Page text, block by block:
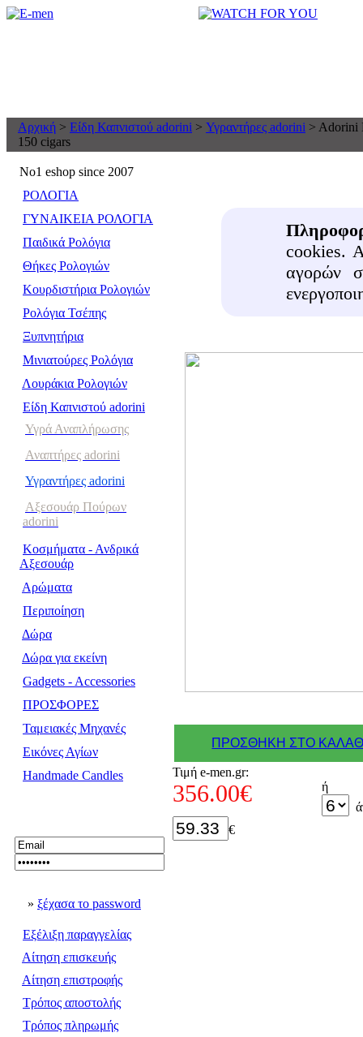
Αρχική > Είδη Καπνιστού adorini > Υγραντήρες adorini > Adorini
150 cigars
No1 eshop since 2007
ΡΟΛΟΓΙΑ
ΓΥΝΑΙΚΕΙΑ ΡΟΛΟΓΙΑ
Παιδικά Ρολόγια
Θήκες Pολογιών
Κουρδιστήρια Pολογιών
Ρολόγια Τσέπης
Ξυπνητήρια
Μινιατούρες Ρολόγια
Λουράκια Ρολογιών
Είδη Καπνιστού adorini
Υγρά Αναπλήρωσης
Αναπτήρες adorini
Υγραντήρες adorini
Αξεσουάρ Πούρων
adorini
Κοσμήματα - Ανδρικά
Αξεσουάρ
Αρώματα
Περιποίηση
Δώρα
Δώρα για εκείνη
Gadgets - Accessories
ΠΡΟΣΦΟΡΕΣ
Ταμειακές Μηχανές
Εικόνες Αγίων
Handmade Candles
» ξέχασα το password
Εξέλιξη παραγγελίας
Αίτηση επισκευής
Αίτηση επιστροφής
Τρόπος αποστολής
Τρόπος πληρωμής
cookies.
αγορών
ΠΡΟΣΘΗΚΗ ΣΤΟ
Τιμή e-men.gr:
356.00€
ή
€